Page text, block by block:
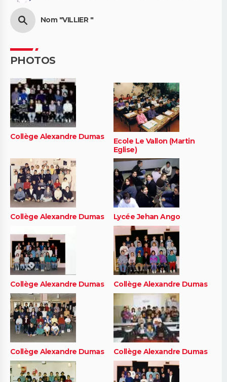
Nom "VILLIER "
PHOTOS
Collège Alexandre Dumas
Ecole Le Vallon (Martin
Eglise)
Collège Alexandre Dumas Lycée Jehan Ango
Collège Alexandre Dumas Collège Alexandre Dumas
Collège Alexandre Dumas Collège Alexandre Dumas